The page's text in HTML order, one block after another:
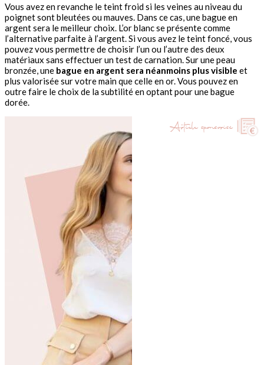
Vous avez en revanche le teint froid si les veines au niveau du
poignet sont bleutées ou mauves. Dans ce cas, une bague en
argent sera le meilleur choix. L’or blanc se présente comme
l’alternative parfaite à l’argent. Si vous avez le teint foncé, vous
pouvez vous permettre de choisir l’un ou l’autre des deux
matériaux sans effectuer un test de carnation. Sur une peau
bronzée, une bague en argent sera néanmoins plus visible et
plus valorisée sur votre main que celle en or. Vous pouvez en
outre faire le choix de la subtilité en optant pour une bague
dorée.
Article sponsorisé